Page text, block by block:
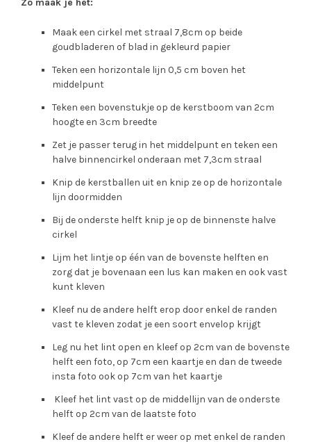
Maak een cirkel met straal 7,8cm op beide
goudbladeren of blad in gekleurd papier
Teken een horizontale lijn 0,5 cm boven het
middelpunt
Teken een bovenstukje op de kerstboom van 2cm
hoogte en 3cm breedte
Zet je passer terug in het middelpunt en teken een
halve binnencirkel onderaan met 7,3cm straal
Knip de kerstballen uit en knip ze op de horizontale
lijn doormidden
Bij de onderste helft knip je op de binnenste halve
cirkel
Lijm het lintje op één van de bovenste helften en
zorg dat je bovenaan een lus kan maken en ook vast
kunt kleven
Kleef nu de andere helft erop door enkel de randen
vast te kleven zodat je een soort envelop krijgt
Leg nu het lint open en kleef op 2cm van de bovenste
helft een foto, op 7cm een kaartje en dan de tweede
insta foto ook op 7cm van het kaartje
Kleef het lint vast op de middellijn van de onderste
helft op 2cm van de laatste foto
Kleef de andere helft er weer op met enkel de randen